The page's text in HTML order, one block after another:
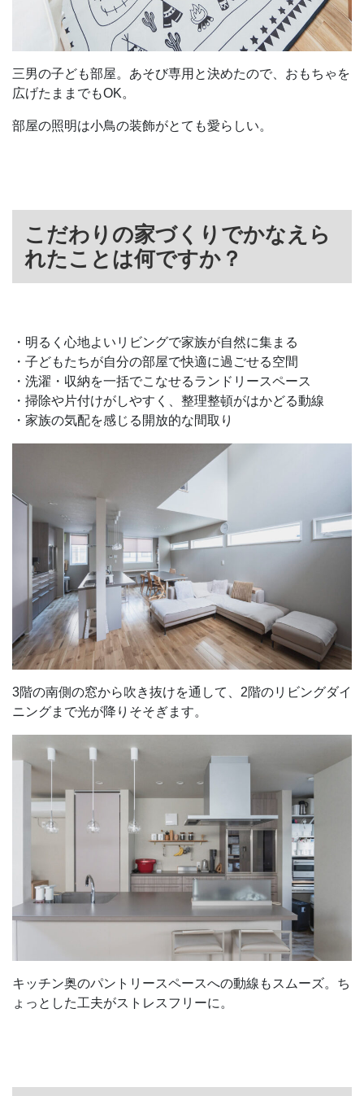
三男の子ども部屋。あそび専用と決めたので、おもちゃを
広げたままでもOK。
部屋の照明は小鳥の装飾がとても愛らしい。
こだわりの家づくりでかなえら
れたことは何ですか？
・明るく心地よいリビングで家族が自然に集まる
・子どもたちが自分の部屋で快適に過ごせる空間
・洗濯・収納を一括でこなせるランドリースペース
・掃除や片付けがしやすく、整理整頓がはかどる動線
・家族の気配を感じる開放的な間取り
3階の南側の窓から吹き抜けを通して、2階のリビングダイ
ニングまで光が降りそそぎます。
キッチン奥のパントリースペースへの動線もスムーズ。ち
ょっとした工夫がストレスフリーに。